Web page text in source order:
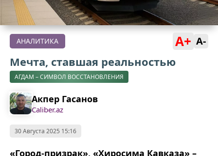
АНАЛИТИКА A+ A-
Мечта, ставшая реальностью
АГДАМ – СИМВОЛ ВОССТАНОВЛЕНИЯ
Акпер Гасанов
Caliber.az
30 Августа 2025 15:16
«Город-призрак», «Хиросима Кавказа» –